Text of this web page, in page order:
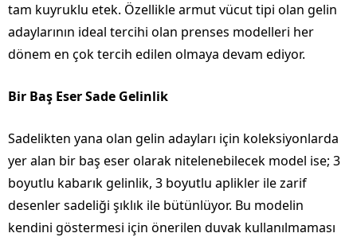
tam kuyruklu etek. Özellikle armut vücut tipi olan gelin
adaylarının ideal tercihi olan prenses modelleri her
dönem en çok tercih edilen olmaya devam ediyor.
Bir Baş Eser Sade Gelinlik
Sadelikten yana olan gelin adayları için koleksiyonlarda
yer alan bir baş eser olarak nitelenebilecek model ise; 3
boyutlu kabarık gelinlik, 3 boyutlu aplikler ile zarif
desenler sadeliği şıklık ile bütünlüyor. Bu modelin
kendini göstermesi için önerilen duvak kullanılmaması